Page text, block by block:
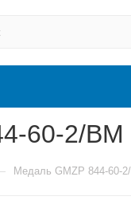
60-2/
Медаль GMZP 844-60-